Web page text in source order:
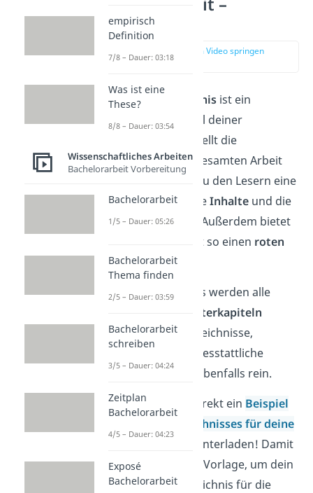
Übersicht
zur Stelle im Video springen
(00:16)
DasInhaltsverzeichnisist ein
wichtiger Bestandteil deiner
Bachelorarbeit. Es stellt die
Gliederungdeiner gesamten Arbeit
dar. Dadurch gibst du den Lesern eine
Übersichtüber deineInhalteund die
Strukturder Arbeit. Außerdem bietet
deine Bachelorarbeit so einen roten
Faden.
Im Inhaltsverzeichnis werden alle
Unterkapiteln
aufgelistet. Alle Verzeichnisse,
Anhänge und die Eidesstattliche
Erklärung gehören ebenfalls rein.
Hier kannst du dir direkt ein Beispiel
eines Inhaltsverzeichnisses für deine
Bachelorarbeit
herunterladen! Damit
hast du die perfekte Vorlage, um dein
eigenes Inhaltsverzeichnis für die
empirisch
Definition
7/8 – Dauer: 03:18
Was ist eine
These?
8/8 – Dauer: 03:54
Wissenschaftliches Arbeiten
Bachelorarbeit Vorbereitung
Bachelorarbeit
1/5 – Dauer: 05:26
Bachelorarbeit
Thema finden
2/5 – Dauer: 03:59
Bachelorarbeit
schreiben
3/5 – Dauer: 04:24
Zeitplan
Bachelorarbeit
4/5 – Dauer: 04:23
Exposé
Bachelorarbeit